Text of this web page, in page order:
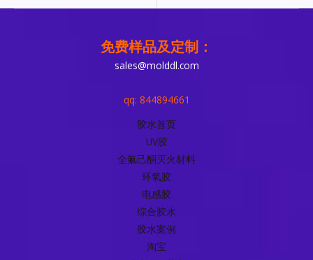
免费样品及定制：
sales@molddl.com
qq: 844894661
胶水首页
UV胶
全氟己酮灭火材料
环氧胶
电感胶
综合胶水
胶水案例
淘宝